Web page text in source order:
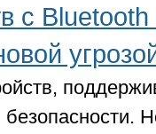
с Bluetooth